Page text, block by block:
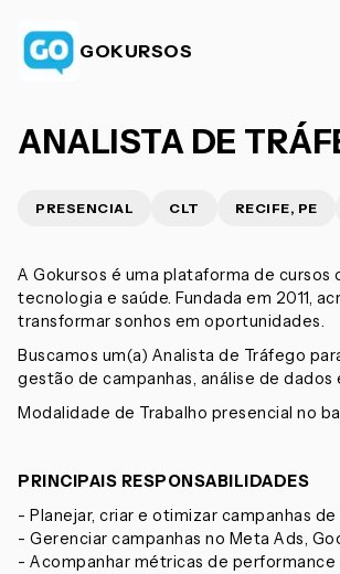
GOKURSOS
ANALISTA DE
PRESENCIAL CLT RECIFE, PE
A Gokursos é uma plataforma de
tecnologia e saúde. Fundada em 2011,
transformar sonhos em oportunidades.
Buscamos um(a) Analista de Tráfego
gestão de campanhas, análise de
Modalidade de Trabalho presencial no
PRINCIPAIS RESPONSABILIDADES
- Planejar, criar e otimizar campanhas
- Gerenciar campanhas no Meta Ads,
- Acompanhar métricas de performance